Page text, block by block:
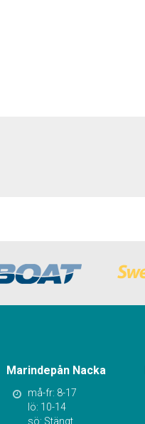
Marindepån Nacka
må-fr: 8-17
lö: 10-14
sö: Stängt